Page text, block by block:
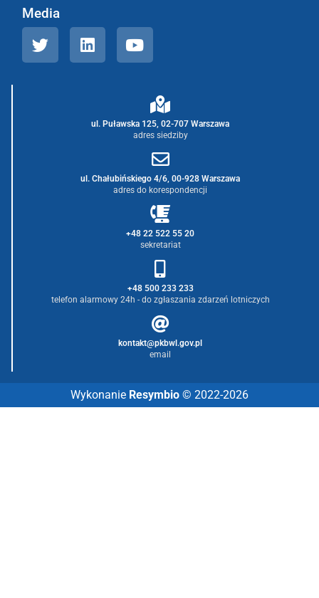
Media
ul. Puławska 125, 02-707 Warszawa
adres siedziby
ul. Chałubińskiego 4/6, 00-928 Warszawa
adres do korespondencji
+48 22 522 55 20
sekretariat
+48 500 233 233
telefon alarmowy 24h - do zgłaszania zdarzeń lotniczych
kontakt@pkbwl.gov.pl
email
Wykonanie Resymbio © 2022-2026